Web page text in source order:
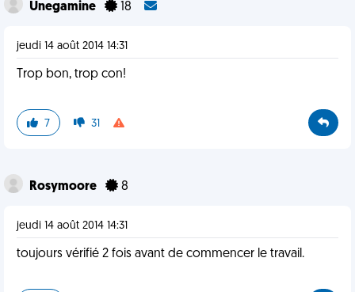
Unegamine 18
jeudi 14 août 2014 14:31
Trop bon, trop con!
7 31
Rosymoore 8
jeudi 14 août 2014 14:31
toujours vérifié 2 fois avant de commencer le travail.